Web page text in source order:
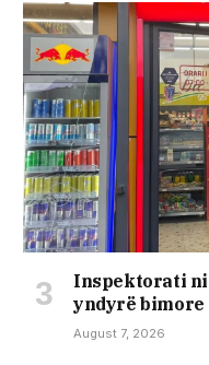
Inspektorati
yndyrë bimore
August 7, 2026